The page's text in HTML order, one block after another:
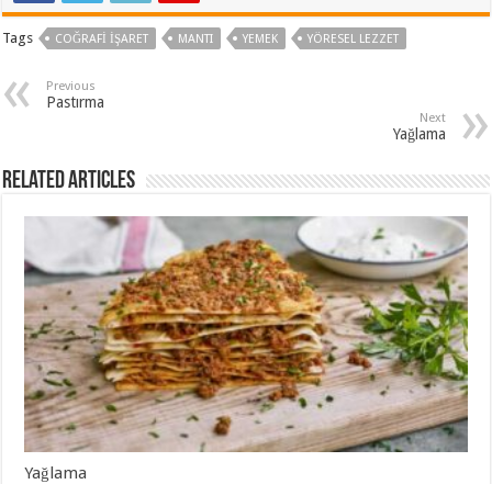
Tags COĞRAFI IŞARET MANTI YEMEK YÖRESEL LEZZET
Previous
Pastırma
Next
Yağlama
Related Articles
Yağlama